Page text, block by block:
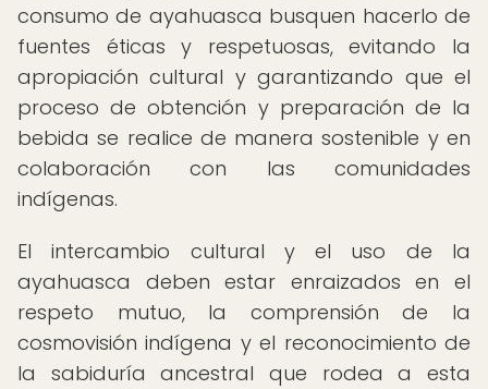
consumo de ayahuasca busquen hacerlo de
fuentes éticas y respetuosas, evitando la
apropiación cultural y garantizando que el
proceso de obtención y preparación de la
bebida se realice de manera sostenible y en
colaboración con las comunidades
indígenas.
El intercambio cultural y el uso de la
ayahuasca deben estar enraizados en el
respeto mutuo, la comprensión de la
cosmovisión indígena y el reconocimiento de
la sabiduría ancestral que rodea a esta